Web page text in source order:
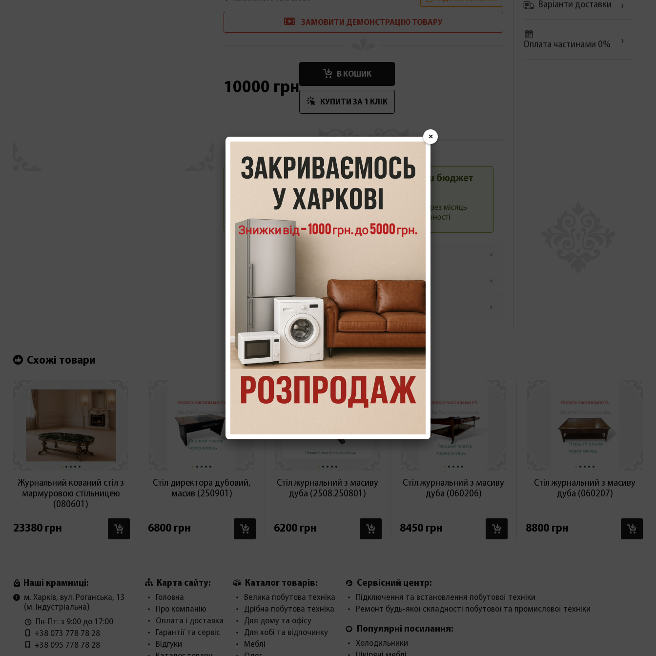
ЗАМОВИТИ ДЕМОНСТРАЦІЮТОВАРУ
10000 грн
В КОШИК
КУПИТИ ЗА 1 КЛIК
Інформація/демонстрація
Варіанти доставки
Оплата частинами 0%
Схожі товари
Журнальний кований стіл з
мармуровою стільницею
(080601)
23380 грн
В КОШИК
Стіл директора дубовий,
масив (250901)
6800 грн
В КОШИК
Стіл журнальний з масиву
дуба (2508.250801)
6200 грн
В КОШИК
Стіл журнальний з масиву
дуба (060206)
8450 грн
В КОШИК
Стіл журнальний з масиву
дуба (060207)
8800 грн
Наші крамниці:
м. Харків, вул. Роганська, 13
(м. Індустріальна)
Пн-Пт: з 9:00 до 17:00
+38 073 778 78 28
+38 095 778 78 28
Карта сайту:
Головна
Про компанію
Оплата і доставка
Гарантії та сервіс
Відгуки
Каталог товарів:
Велика побутова техніка
Дрібна побутова техніка
Для дому та офісу
Для хобі та відпочинку
Меблі
Сервісний центр:
Підключення та встановлення побутової техніки
Ремонт будь-якої складності побутової та промислової техніки
Популярні посилання:
Холодильники
×